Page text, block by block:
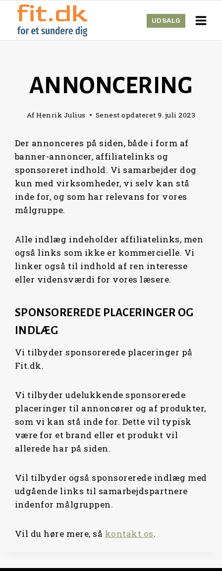
Skip
content
UDSALG
ANNONCERING
Af Henrik Julius Senest opdateret 9. juli 2023
Der annonceres på siden, både i form af
banner-annoncer, affiliatelinks og
sponsoreret indhold. Vi samarbejder dog
kun med virksomheder, vi selv kan stå
inde for, og som har relevans for vores
målgruppe.
Alle indlæg indeholder affiliatelinks, men
også links som ikke er kommercielle. Vi
linker også til indhold af ren interesse
eller vidensværdi for vores læsere.
SPONSOREREDE PLACERINGER OG
INDLÆG
Vi tilbyder sponsorerede placeringer på
Fit.dk.
Vi tilbyder udelukkende sponsorerede
placeringer til annoncører og af produkter,
som vi kan stå inde for. Dette vil typisk
være for et brand eller et produkt vil
allerede har på siden.
Vil tilbyder også sponsorerede indlæg med
udgående links til samarbejdspartnere
indenfor målgruppen.
Vil du høre mere, så kontakt os.